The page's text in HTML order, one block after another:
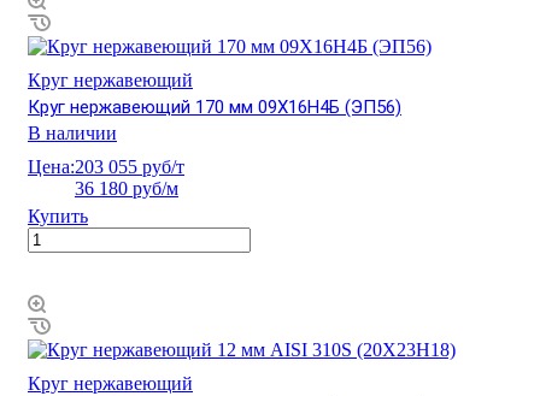
Круг нержавеющий
Круг нержавеющий 170 мм 09Х16Н4Б (ЭП56)
В наличии
Цена:203 055 руб/т
36 180 руб/м
Купить
Круг нержавеющий